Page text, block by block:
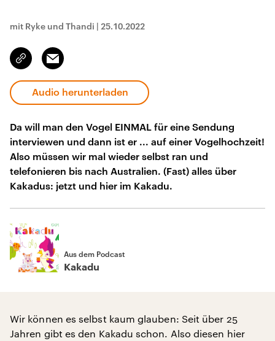
mit Ryke und Thandi | 25.10.2022
Link
kopieren/teilen
Email
Audio herunterladen
Da will man den Vogel EINMAL für eine Sendung
interviewen und dann ist er ... auf einer Vogelhochzeit!
Also müssen wir mal wieder selbst ran und
telefonieren bis nach Australien. (Fast) alles über
Kakadus: jetzt und hier im Kakadu.
Aus dem Podcast
Kakadu
Wir können es selbst kaum glauben: Seit über 25
Jahren gibt es den Kakadu schon. Also diesen hier